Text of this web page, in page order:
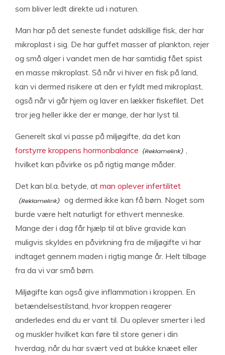
som bliver ledt direkte ud i naturen.
Man har på det seneste fundet adskillige fisk, der har
mikroplast i sig. De har guffet masser af plankton, rejer
og små alger i vandet men de har samtidig fået spist
en masse mikroplast. Så når vi hiver en fisk på land,
kan vi dermed risikere at den er fyldt med mikroplast,
også når vi går hjem og laver en lækker fiskefilet. Det
tror jeg heller ikke der er mange, der har lyst til.
Generelt skal vi passe på miljøgifte, da det kan
forstyrre kroppens hormonbalance
,
hvilket kan påvirke os på rigtig mange måder.
Det kan bl.a. betyde, at man oplever infertilitet
og dermed ikke kan få børn. Noget som
burde være helt naturligt for ethvert menneske.
Mange der i dag får hjælp til at blive gravide kan
muligvis skyldes en påvirkning fra de miljøgifte vi har
indtaget gennem maden i rigtig mange år. Helt tilbage
fra da vi var små børn.
Miljøgifte kan også give inflammation i kroppen. En
betændelsestilstand, hvor kroppen reagerer
anderledes end du er vant til. Du oplever smerter i led
og muskler hvilket kan føre til store gener i din
hverdag, når du har svært ved at bukke knæet eller